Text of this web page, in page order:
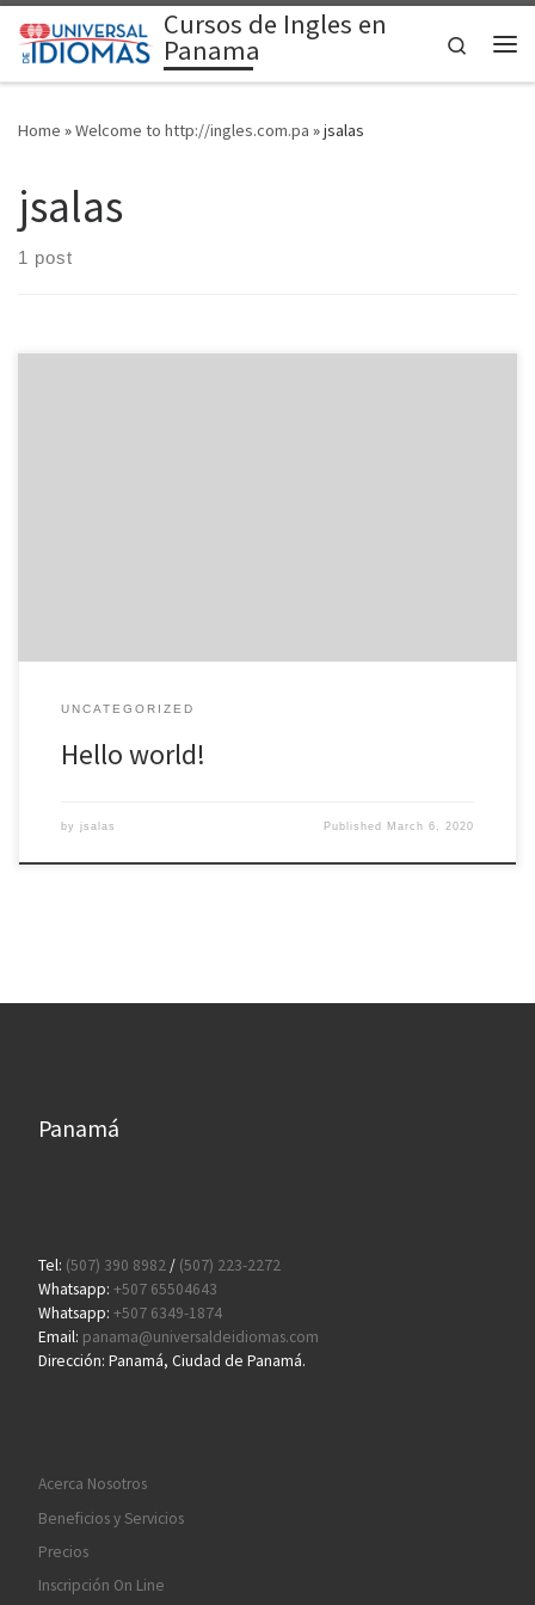
Skip to content Cursos de Ingles en
Panama
Search
Home »Welcome to http://ingles.com.pa »jsalas
jsalas
1 post
UNCATEGORIZED
Hello world!
by jsalas Published March 6, 2020
Panamá
Tel: (507) 390 8982/ (507) 223-2272
Whatsapp: +507 65504643
Whatsapp: +507 6349-1874
Email: panama@universaldeidiomas.com
Dirección: Panamá, Ciudad de Panamá.
Acerca Nosotros
Beneficios y Servicios
Precios
Inscripción On Line